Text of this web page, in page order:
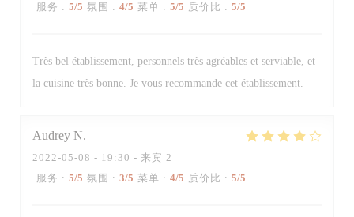
服务 : 5/5 氛围 : 4/5 菜单 : 5/5 质价比 : 5/5
Très bel établissement, personnels très agréables et serviable, et
la cuisine très bonne. Je vous recommande cet établissement.
Audrey N
2022-05-08 - 19:30 - 来宾 2
服务 : 5/5 氛围 : 3/5 菜单 : 4/5 质价比 : 5/5